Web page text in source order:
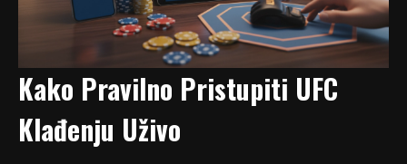
Kako Pravilno Pristupiti UFC
Klađenju Uživo